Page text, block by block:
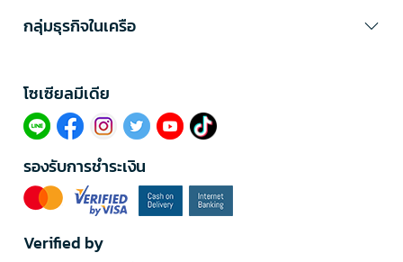
กลุ่มธุรกิจในเครือ
โซเซียลมีเดีย​
รองรับการชำระเงิน
Verified by